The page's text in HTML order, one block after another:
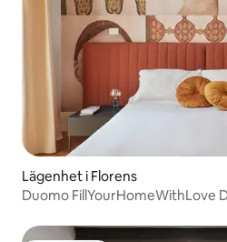
Lägenhet i Florens
Duomo FillYourHomeWithLove